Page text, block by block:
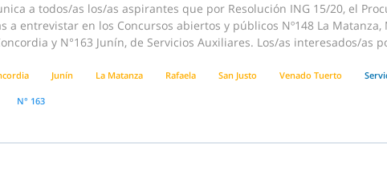
a todos/as los/as aspirantes que por Resolución ING 15/20, el
a entrevistar en los Concursos abiertos y públicos Nº148 La Matanza,
y N°163 Junín, de Servicios Auxiliares. Los/as interesados/
Junín La Matanza Rafaela San Justo Venado Tuerto
N° 163